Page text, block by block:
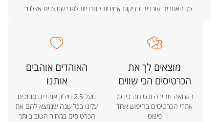
כל האתרים עוברים בדיקות אמינות קפדניות לפני שמוצגים אצלנו
מוצאים לך את
הכרטיסים הכי שווים
השוואה מהירה ובטוחה בין כל
אתרי הכרטיסים בחיפוש אחד
פשוט
האוהדים אוהבים
אותנו
מעל 2.5 מיליון אוהדים סומכים
עלינו בכל שנה שנמצא להם את
הכרטיסים במחיר הטוב ביותר